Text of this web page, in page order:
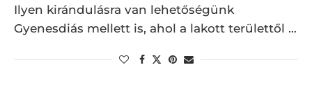
Ilyen kirándulásra van lehetőségünk
Gyenesdiás mellett is, ahol a lakott területtől …